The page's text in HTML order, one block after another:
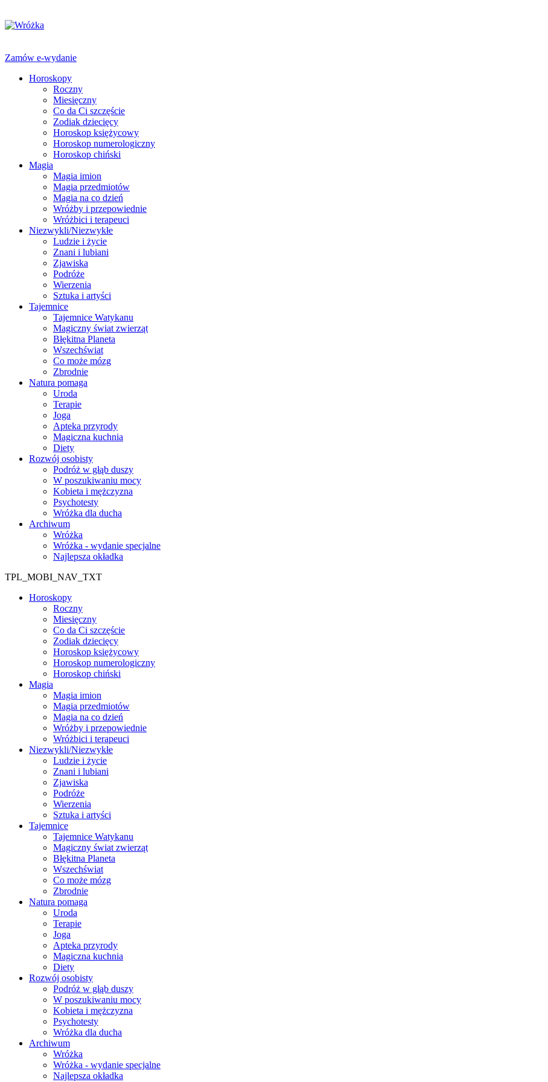
Zamów e-wydanie
Horoskopy
Roczny
Miesięczny
Co da Ci szczęście
Zodiak dziecięcy
Horoskop księżycowy
Horoskop numerologiczny
Horoskop chiński
Magia
Magia imion
Magia przedmiotów
Magia na co dzień
Wróżby i przepowiednie
Wróżbici i terapeuci
Niezwykli/Niezwykłe
Ludzie i życie
Znani i lubiani
Zjawiska
Podróże
Wierzenia
Sztuka i artyści
Tajemnice
Tajemnice Watykanu
Magiczny świat zwierząt
Błękitna Planeta
Wszechświat
Co może mózg
Zbrodnie
Natura pomaga
Uroda
Terapie
Joga
Apteka przyrody
Magiczna kuchnia
Diety
Rozwój osobisty
Podróż w głąb duszy
W poszukiwaniu mocy
Kobieta i mężczyzna
Psychotesty
Wróżka dla ducha
Archiwum
Wróżka
Wróżka - wydanie specjalne
Najlepsza okładka
TPL_MOBI_NAV_TXT
Horoskopy
Roczny
Miesięczny
Co da Ci szczęście
Zodiak dziecięcy
Horoskop księżycowy
Horoskop numerologiczny
Horoskop chiński
Magia
Magia imion
Magia przedmiotów
Magia na co dzień
Wróżby i przepowiednie
Wróżbici i terapeuci
Niezwykli/Niezwykłe
Ludzie i życie
Znani i lubiani
Zjawiska
Podróże
Wierzenia
Sztuka i artyści
Tajemnice
Tajemnice Watykanu
Magiczny świat zwierząt
Błękitna Planeta
Wszechświat
Co może mózg
Zbrodnie
Natura pomaga
Uroda
Terapie
Joga
Apteka przyrody
Magiczna kuchnia
Diety
Rozwój osobisty
Podróż w głąb duszy
W poszukiwaniu mocy
Kobieta i mężczyzna
Psychotesty
Wróżka dla ducha
Archiwum
Wróżka
Wróżka - wydanie specjalne
Najlepsza okładka